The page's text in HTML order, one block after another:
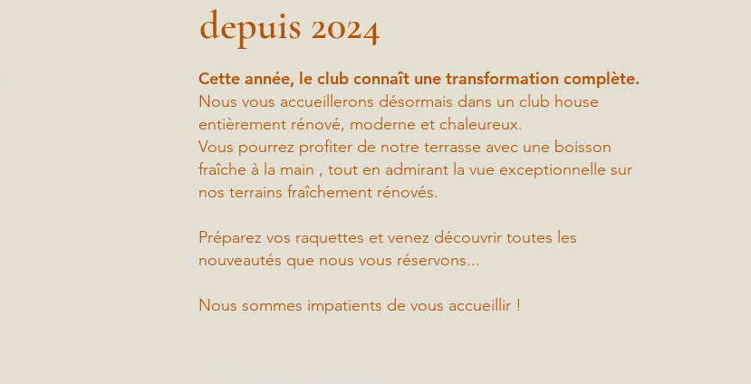
depuis 2024
Cette année, le club connaît une transformation complète.
Nous vous accueillerons désormais dans un club house
entièrement rénové, moderne et chaleureux.
Vous pourrez profiter de notre terrasse avec une boisson
fraîche à la main , tout en admirant la vue exceptionnelle sur
nos terrains fraîchement rénovés.
Préparez vos raquettes et venez découvrir toutes les
nouveautés que nous vous réservons...
Nous sommes impatients de vous accueillir !